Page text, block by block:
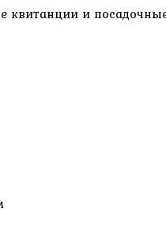
квитанции и